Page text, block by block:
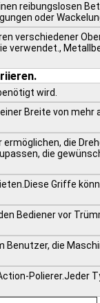
reibungslosen
oder
verschiedener
verwendet.,
wird.
Breite von mehr
die
die
Griffe
Bediener vor
die
Polierer.Jeder